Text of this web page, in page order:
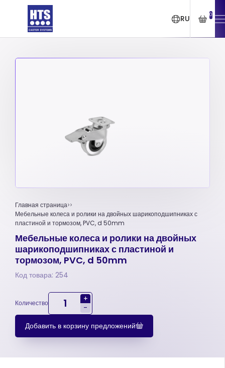
RU 0
Главная страница
Мебельные колеса и ролики на двойных шарикоподшипниках с
пластиной и тормозом, PVC, d 50mm
Мебельные колеса и ролики на двойных
шарикоподшипниках с пластиной и
тормозом, PVC, d 50mm
Код товара: 254
Количество
+
-
Добавить в корзину предложений